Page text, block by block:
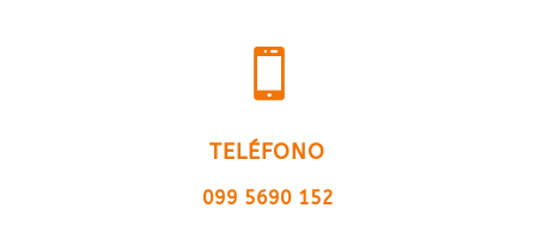

TELÉFONO
099 5690 152